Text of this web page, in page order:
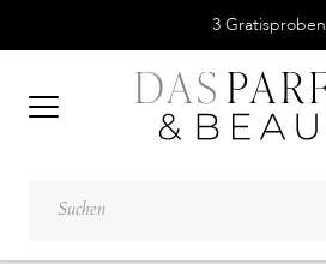
3 Gratisproben